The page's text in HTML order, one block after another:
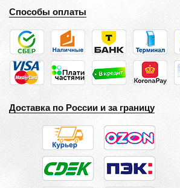
Способы оплаты
Доставка по России и за границу